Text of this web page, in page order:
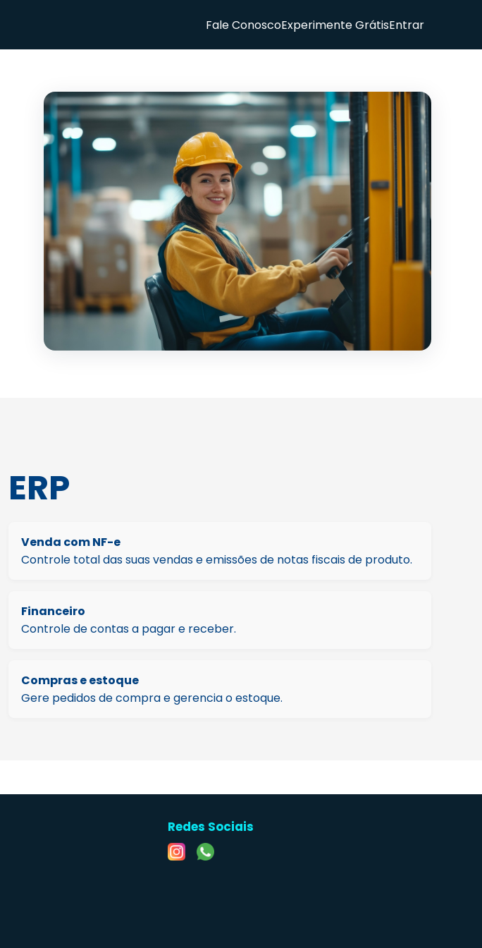
Fale ConoscoExperimente GrátisEntrar
ERP
Venda com NF-e
Controle total das suas vendas e emissões de notas fiscais de produto.
Financeiro
Controle de contas a pagar e receber.
Compras e estoque
Gere pedidos de compra e gerencia o estoque.
Redes Sociais